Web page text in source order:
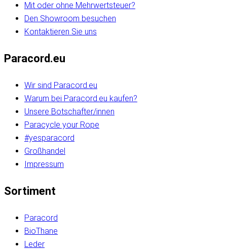
Mit oder ohne Mehrwertsteuer?
Den Showroom besuchen
Kontaktieren Sie uns
Paracord.eu
Wir sind Paracord.eu
Warum bei Paracord.eu kaufen?
Unsere Botschafter/innen
Paracycle your Rope
#yesparacord
Großhandel
Impressum
Sortiment
Paracord
BioThane
Leder